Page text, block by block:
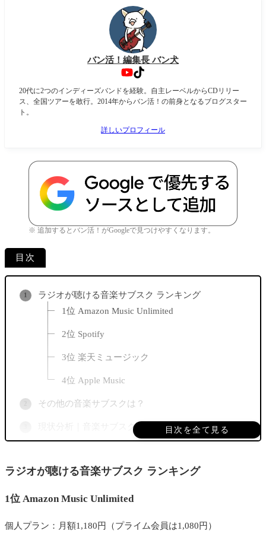
バン活！編集長 バン犬
20代に2つのインディーズバンドを経験。自主レーベルからCDリリー
ス、全国ツアーを敢行。2014年からバン活！の前身となるブログスター
ト。
詳しいプロフィール
※ 追加するとバン活！がGoogleで見つけやすくなります。
目次
目次を全て見る
ラジオが聴ける音楽サブスク ランキング
1位 Amazon Music Unlimited
2位 Spotify
3位 楽天ミュージック
4位 Apple Music
その他の音楽サブスクは？
現状分析｜音楽サブスク各社の音声コンテンツ事情
FAQ｜よくある質問
まとめ｜音声コンテンツも楽しみたいならAmazon
ラジオが聴ける音楽サブスク ランキング
1位 Amazon Music Unlimited
個人プラン：月額1,180円（プライム会員は1,080円）